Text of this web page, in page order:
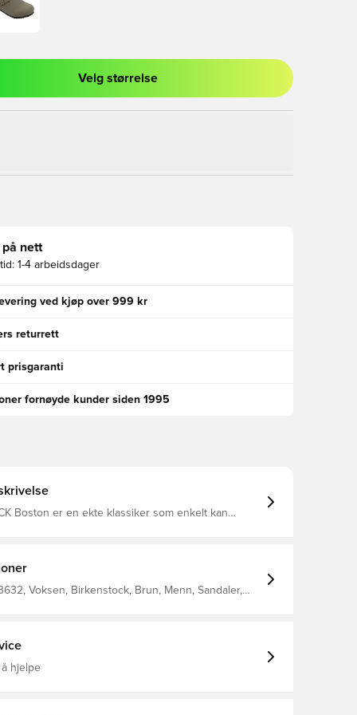
for å logge inn eller registrere deg som medlem
Velg størrelse
nett
1-4 arbeidsdager
ved kjøp over 999 kr
returrett
prisgaranti
fornøyde kunder siden 1995
Boston er en ekte klassiker som enkelt kan
nubuck-look, med en tekstur og farge som
med ekte lær. Anatomisk formet kork-
Overdel: Birko-Flor® nubuck. Fotsengfôr: suede.
Voksen, Birkenstock, Brun, Menn, Sandaler,
hjelpe